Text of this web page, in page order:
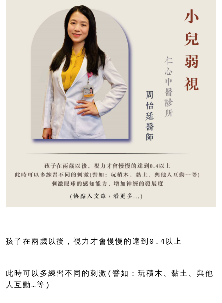
孩子在兩歲以後，視力才會慢慢的達到0.4以上
此時可以多練習不同的刺激(譬如：玩積木、黏土、與他
人互動…等)